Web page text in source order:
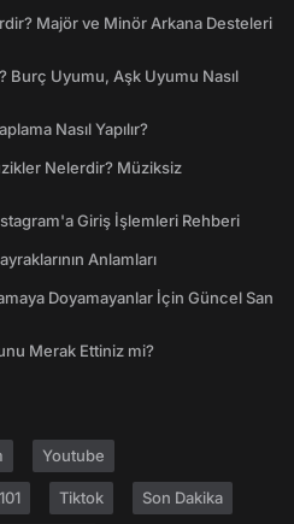
Majör ve Minör Arkana Desteleri
Burç Uyumu, Aşk Uyumu Nasıl
Nasıl Yapılır?
Nelerdir? Müziksiz
Giriş İşlemleri Rehberi
Anlamları
Doyamayanlar İçin Güncel San
Merak Ettiniz mi?
Youtube
Tiktok Son Dakika